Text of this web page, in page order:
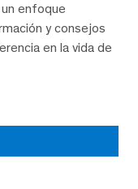
enfoque
y consejos
en la vida de